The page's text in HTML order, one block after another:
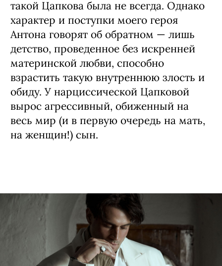
такой Цапкова была не всегда. Однако
характер и поступки моего героя
Антона говорят об обратном — лишь
детство, проведенное без искренней
материнской любви, способно
взрастить такую внутреннюю злость и
обиду. У нарциссической Цапковой
вырос агрессивный, обиженный на
весь мир (и в первую очередь на мать,
на женщин!) сын.